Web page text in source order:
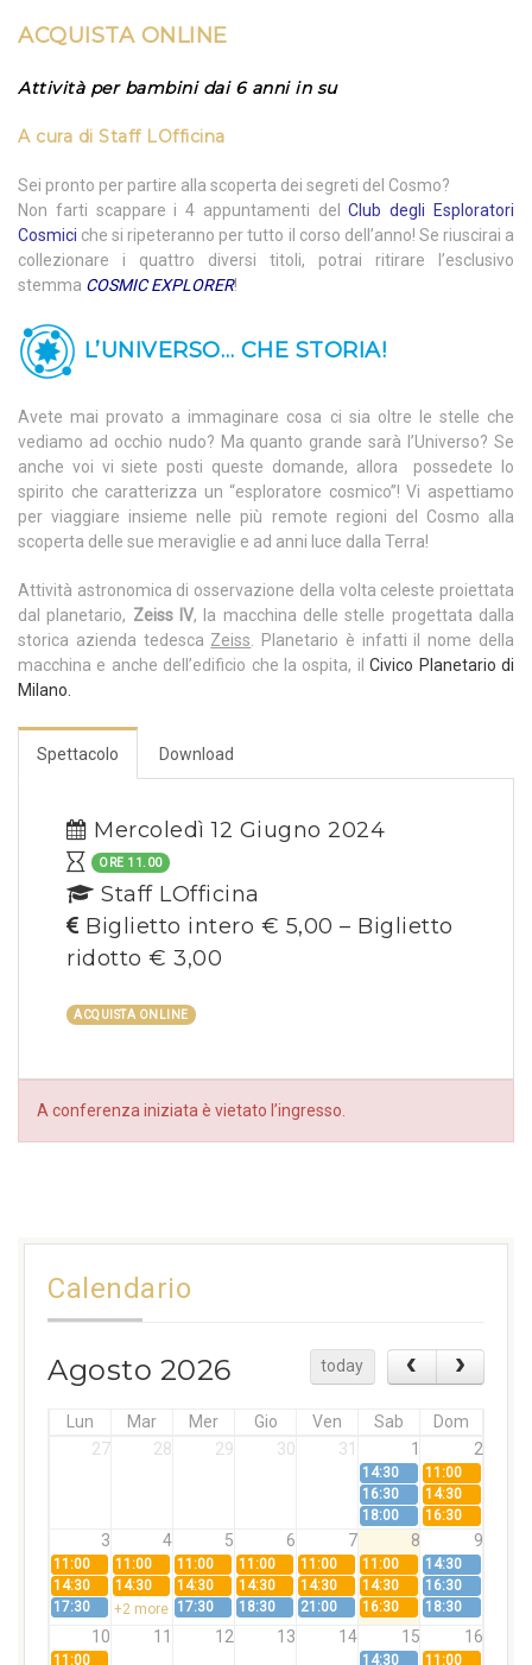
ACQUISTA ONLINE
Attività per bambini dai 6 anni in su
A cura di Staff LOfficina
Sei pronto per partire alla scoperta dei segreti del Cosmo?
Non farti scappare i 4 appuntamenti delClub degli Esploratori
Cosmici che si ripeteranno per tutto il corso dell’anno! Se riuscirai a
collezionare i quattro diversi titoli, potrai ritirare l’esclusivo
stemma COSMIC EXPLORER!
L’UNIVERSO… CHE STORIA!
Avete mai provato a immaginare cosa ci sia oltre le stelle che
vediamo ad occhio nudo? Ma quanto grande sarà l’Universo? Se
anche voi vi siete posti queste domande, allora possedete lo
spirito che caratterizza un “esploratore cosmico”! Vi aspettiamo
per viaggiare insieme nelle più remote regioni del Cosmo alla
scoperta delle sue meraviglie e ad anni luce dalla Terra!
Attività astronomica di osservazione della volta celeste proiettata
dal planetario, Zeiss IV, la macchina delle stelle progettata dalla
storica azienda tedesca Zeiss. Planetario è infatti il nome della
macchina e anche dell’edificio che la ospita, ilCivico Planetario di
Milano.
Spettacolo Download
Mercoledì 12 Giugno 2024
ORE 11.00
Staff LOfficina
Biglietto intero € 5,00 – Biglietto
ridotto € 3,00
ACQUISTA ONLINE
A conferenza iniziata è vietato l’ingresso.
Calendario
Agosto 2026 today
Lun Mar Mer Gio Ven Sab
Dom
27
28 29 30 31 1 2
14:30
11:00
16:30
14:30
18:00
16:30
3 4 5 6 7 8 9
11:00 11:00 11:00 11:00 11:00 11:00
14:30
14:30
14:30 14:30 14:30 14:30 14:30
16:30
17:30
+2 more 17:30 18:30 21:00 16:30 18:30
10 11 12 13 14 15 16
11:00 14:30 11:00